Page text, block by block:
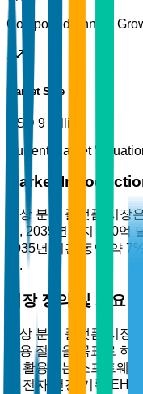
Compound Annual
Market Size
USD 9 Billion
Current Market
Market
임상 분석 플랫폼 시장
며, 2035년까지 180억
2035년 기간 동안 약
다.
시장 정의 및 개요
임상 분석 플랫폼 시장
비용 절감을 목표로 하
를 활용하는 소프트웨
은 전자 건강 기록